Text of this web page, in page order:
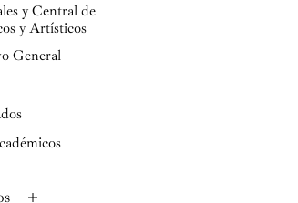
y Central de
y Artísticos
General